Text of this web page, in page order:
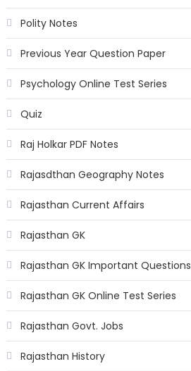
Polity Notes
Previous Year Question Paper
Psychology Online Test Series
Quiz
Raj Holkar PDF Notes
Rajasdthan Geography Notes
Rajasthan Current Affairs
Rajasthan GK
Rajasthan GK Important Questions
Rajasthan GK Online Test Series
Rajasthan Govt. Jobs
Rajasthan History